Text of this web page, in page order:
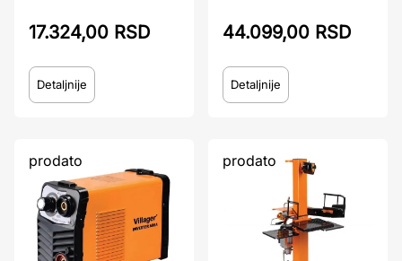
17.324,00 RSD
Detaljnije
44.099,00 RSD
Detaljnije
prodato prodato